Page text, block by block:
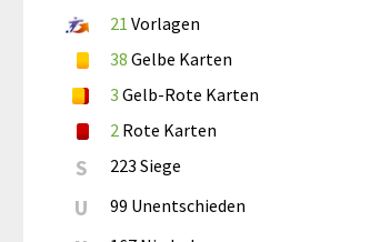
21 Vorlagen
38 Gelbe Karten
3 Gelb-Rote Karten
2 Rote Karten
S 223 Siege
U 99 Unentschieden